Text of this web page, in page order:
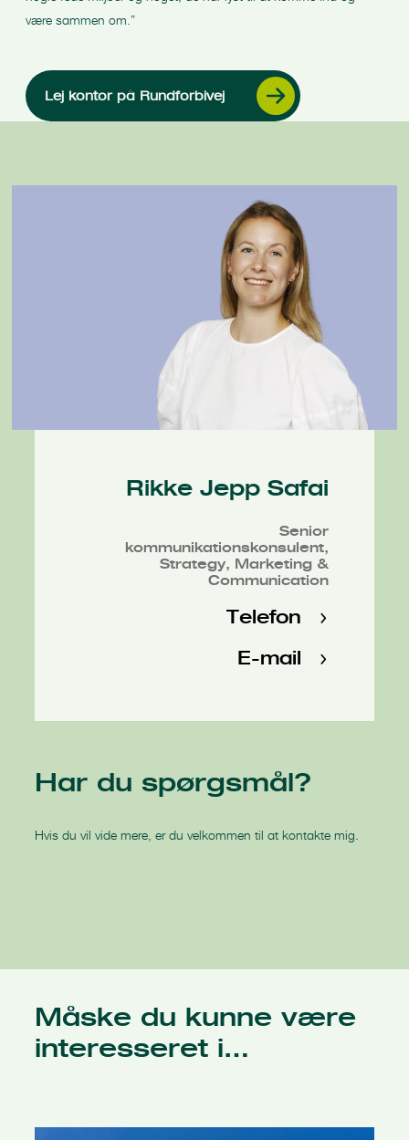
være sammen om.”
Lej kontor på Rundforbivej
Har du spørgsmål?
Hvis du vil vide mere, er du velkommen til at kontakte mig.
Rikke Jepp Safai
Senior
kommunikationskonsulent,
Strategy, Marketing &
Communication
Telefon
E-mail
Måske du kunne være
interesseret i…